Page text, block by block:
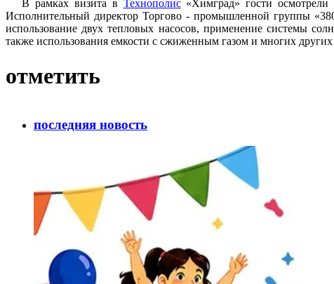
В рамках визита в Технополис«Химград» гости осмотрели
Исполнительный директор Торгово - промышленной группы «380
использование двух тепловых насосов, применение системы
также использования емкости с сжиженным газом и многих
отметить
последняя новость